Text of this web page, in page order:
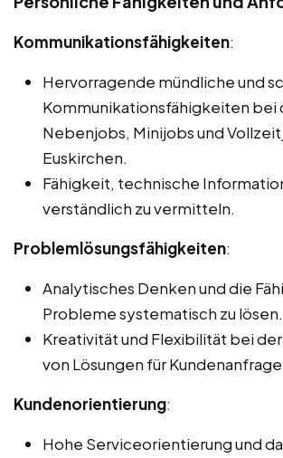
Kommunikationsfähigkeiten:
Hervorragende mündliche und
Kommunikationsfähigkeiten bei
Nebenjobs, Minijobs und
Euskirchen.
Fähigkeit, technische
verständlich zu vermitteln.
Problemlösungsfähigkeiten:
Analytisches Denken und die
Probleme systematisch zu lösen.
Kreativität und Flexibilität bei
von Lösungen für
Kundenorientierung:
Hohe Serviceorientierung und